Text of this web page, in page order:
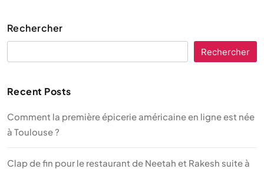
Rechercher
Rechercher
Recent Posts
Comment la première épicerie américaine en ligne est née
à Toulouse ?
Clap de fin pour le restaurant de Neetah et Rakesh suite à